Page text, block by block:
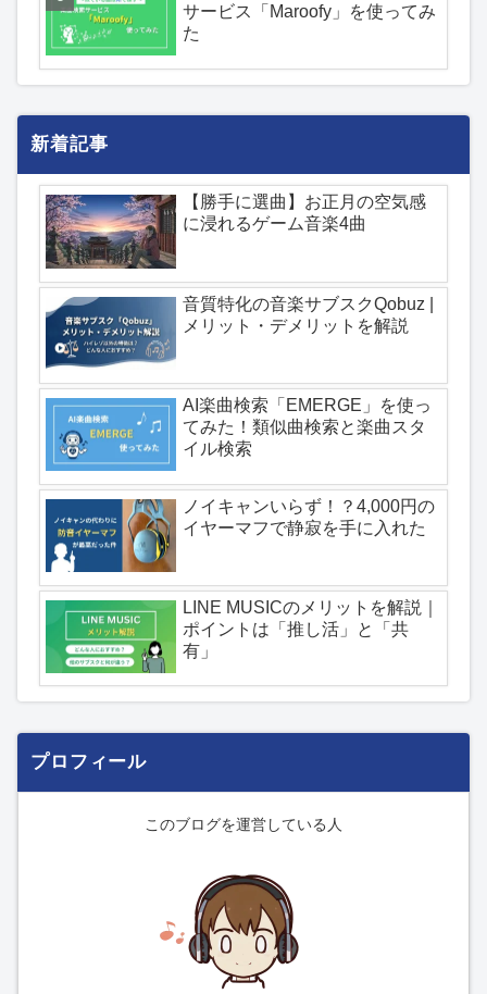
サービス「Maroofy」を使ってみ
た
新着記事
【勝手に選曲】お正月の空気感
に浸れるゲーム音楽4曲
音質特化の音楽サブスクQobuz |
メリット・デメリットを解説
AI楽曲検索「EMERGE」を使っ
てみた！類似曲検索と楽曲スタ
イル検索
ノイキャンいらず！？4,000円の
イヤーマフで静寂を手に入れた
LINE MUSICのメリットを解説｜
ポイントは「推し活」と「共
有」
プロフィール
このブログを運営している人